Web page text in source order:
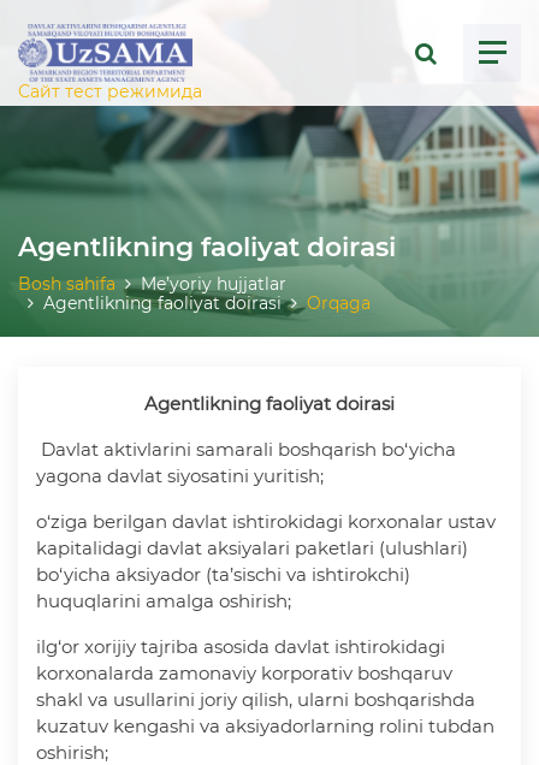
menu
Сайт тест режимида
Agentlikning faoliyat doirasi
Bosh sahifa
Me’yoriy hujjatlar
Agentlikning faoliyat doirasi
Orqaga
Agentlikning faoliyat doirasi
Davlat aktivlarini samarali boshqarish bo‘yicha
yagona davlat siyosatini yuritish;
o‘ziga berilgan davlat ishtirokidagi korxonalar ustav
kapitalidagi davlat aksiyalari paketlari (ulushlari)
bo‘yicha aksiyador (ta’sischi va ishtirokchi)
huquqlarini amalga oshirish;
ilg‘or xorijiy tajriba asosida davlat ishtirokidagi
korxonalarda zamonaviy korporativ boshqaruv
shakl va usullarini joriy qilish, ularni boshqarishda
kuzatuv kengashi va aksiyadorlarning rolini tubdan
oshirish;